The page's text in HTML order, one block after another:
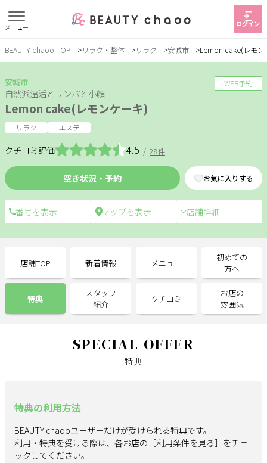
メニュー ログイン
すでに会員の方 はじめてご利用の方
ジャンルで探す
ヘア・メイク ネイル・まつげ エステ
スクール・
トレーニング
サポート
よくある質問
利用規約
掲載店様
掲載のご案内
掲載の申込み
掲載店様ログイン
BEAUTY chaoo TOP リラク・整体 リラク 安城市 Lemon cake(レモン
安城市
自然派温活とリンパと小顔
Lemon cake(レモンケーキ)
リラク エステ
空き状況・予約 お気に入りする
クチコミ評価 4.5 / 28件
店舗詳細
WEB予約
店舗TOP 新着情報 メニュー
初めての
方へ
特典
スタッフ
紹介
クチコミ
お店の
雰囲気
SPECIAL OFFER
特典
特典の利用方法
BEAUTY chaooユーザーだけが受けられる特典です。
利用・特典を受ける際は、各お店の［利用条件を見る］をチェ
ックしてください。